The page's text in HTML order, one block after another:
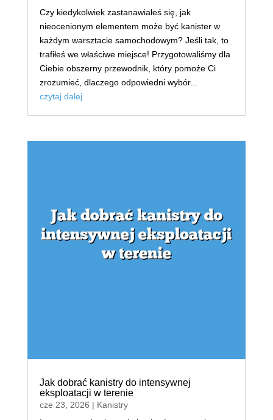
Czy kiedykolwiek zastanawiałeś się, jak
nieocenionym elementem może być kanister w
każdym warsztacie samochodowym? Jeśli tak, to
trafiłeś we właściwe miejsce! Przygotowaliśmy dla
Ciebie obszerny przewodnik, który pomoże Ci
zrozumieć, dlaczego odpowiedni wybór...
czytaj dalej
Jak dobrać kanistry do intensywnej
eksploatacji w terenie
cze 23, 2026 | Kanistry